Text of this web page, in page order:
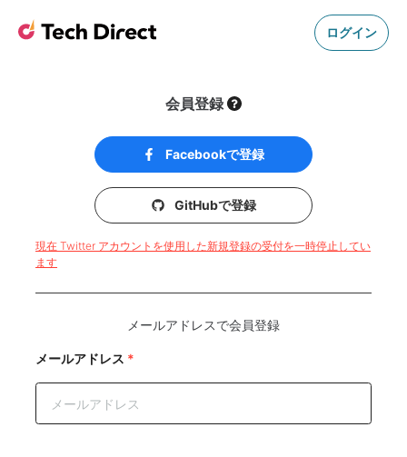
ログイン
会員登録
Facebookで登録
GitHubで登録
現在 Twitter アカウントを使用した新規登録の受付を一時停止してい
ます
メールアドレスで会員登録
メールアドレス *